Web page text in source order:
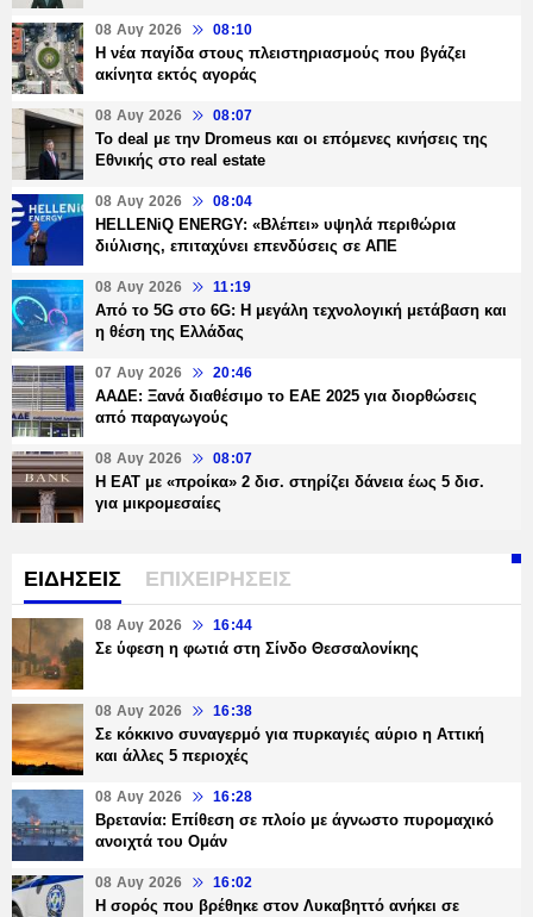
08 Αυγ 2026 08:10
Η νέα παγίδα στους πλειστηριασμούς που βγάζει
ακίνητα εκτός αγοράς
08 Αυγ 2026 08:07
Το deal με την Dromeus και οι επόμενες κινήσεις της
Εθνικής στο real estate
08 Αυγ 2026 08:04
HELLENiQ ENERGY: «Βλέπει» υψηλά περιθώρια
διύλισης, επιταχύνει επενδύσεις σε ΑΠΕ
08 Αυγ 2026 11:19
Από το 5G στο 6G: Η μεγάλη τεχνολογική μετάβαση και
η θέση της Ελλάδας
07 Αυγ 2026 20:46
ΑΑΔΕ: Ξανά διαθέσιμο το ΕΑΕ 2025 για διορθώσεις
από παραγωγούς
08 Αυγ 2026 08:07
Η ΕΑΤ με «προίκα» 2 δισ. στηρίζει δάνεια έως 5 δισ.
για μικρομεσαίες
ΕΙΔΗΣΕΙΣ ΕΠΙΧΕΙΡΗΣΕΙΣ
08 Αυγ 2026 16:44
Σε ύφεση η φωτιά στη Σίνδο Θεσσαλονίκης
08 Αυγ 2026 16:38
Σε κόκκινο συναγερμό για πυρκαγιές αύριο η Αττική
και άλλες 5 περιοχές
08 Αυγ 2026 16:28
Βρετανία: Επίθεση σε πλοίο με άγνωστο πυρομαχικό
ανοιχτά του Ομάν
08 Αυγ 2026 16:02
Η σορός που βρέθηκε στον Λυκαβηττό ανήκει σε